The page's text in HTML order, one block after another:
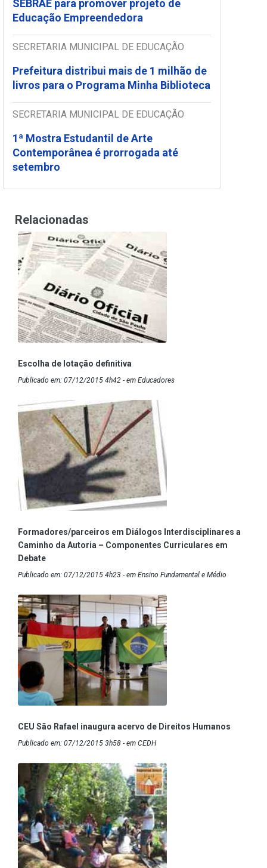
SEBRAE para promover projeto de
Educação Empreendedora
SECRETARIA MUNICIPAL DE EDUCAÇÃO
Prefeitura distribui mais de 1 milhão de
livros para o Programa Minha Biblioteca
SECRETARIA MUNICIPAL DE EDUCAÇÃO
1ª Mostra Estudantil de Arte
Contemporânea é prorrogada até
setembro
Relacionadas
Escolha de lotação definitiva
Publicado em: 07/12/2015 4h42 - em Educadores
Formadores/parceiros em Diálogos Interdisciplinares a
Caminho da Autoria – Componentes Curriculares em
Debate
Publicado em: 07/12/2015 4h23 - em Ensino Fundamental e Médio
CEU São Rafael inaugura acervo de Direitos Humanos
Publicado em: 07/12/2015 3h58 - em CEDH